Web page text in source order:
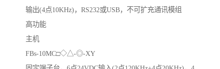
输出(4点10KHz)，RS232或USB，不可扩充通讯模组
高功能
主机
FBs-10MC□◇△-◎-XY